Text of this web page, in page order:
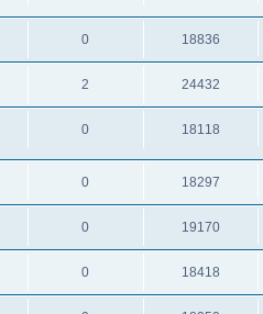
0 18836
2 24432
0 18118
0 18297
0 19170
0 18418